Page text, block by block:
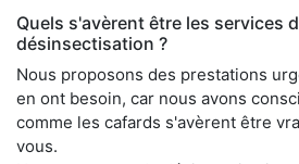
Quels s'avèrent être les services
désinsectisation ?
Nous proposons des prestations
en ont besoin, car nous avons
comme les cafards s'avèrent être
vous.